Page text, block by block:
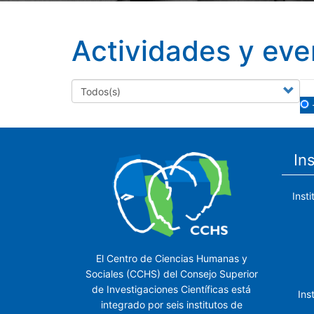
Actividades y
El Centro de Ciencias Humanas y
Sociales (CCHS) del Consejo Superior
de Investigaciones Científicas está
integrado por seis institutos de